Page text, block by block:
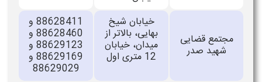
مجتمع قضایی
شهید صدر
خیابان شیخ
بهایی، بالاتر از
میدان، خیابان
12 متری اول
88628411 و
88628460 و
88629123 و
88629169 و
88629029